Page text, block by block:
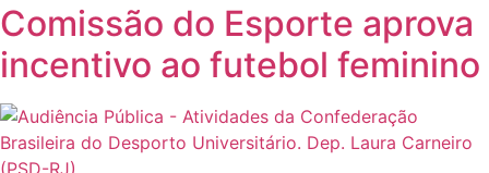
Comissão do Esporte aprova
incentivo ao futebol feminino